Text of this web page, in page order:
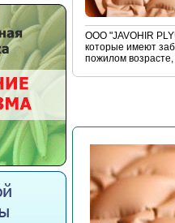
ООО "JAVOHIR
которые имеют
пожилом